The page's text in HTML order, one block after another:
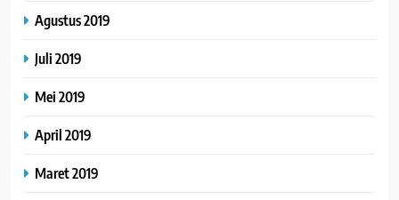
Agustus 2019
Juli 2019
Mei 2019
April 2019
Maret 2019